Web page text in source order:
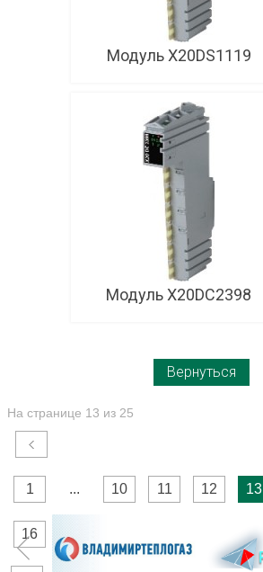
Модуль X20DS1119
Модуль X20DC2398
Вернуться
На странице 13 из 25
1 ... 10 11 12 13
16 ...